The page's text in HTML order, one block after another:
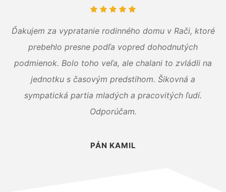
Ďakujem za vypratanie rodinného domu v Rači, ktoré
prebehlo presne podľa vopred dohodnutých
podmienok. Bolo toho veľa, ale chalani to zvládli na
jednotku s časovým predstihom. Šikovná a
sympatická partia mladých a pracovitých ľudí.
Odporúčam.
PÁN KAMIL